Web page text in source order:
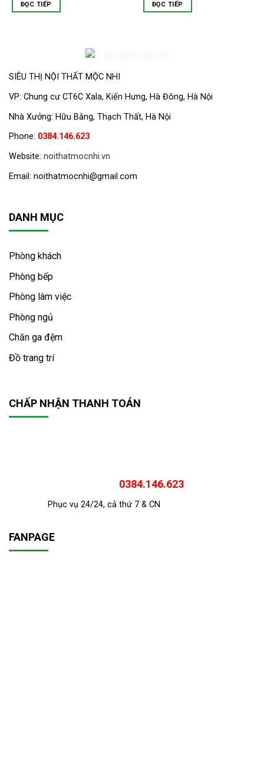
ĐỌC TIẾP ĐỌC TIẾP
SIÊU THỊ NỘI THẤT MỘC NHI
VP: Chung cư CT6C Xala, Kiến Hưng, Hà Đông, Hà Nội
Nhà Xưởng: Hữu Bằng, Thạch Thất, Hà Nội
Phone: 0384.146.623
Website: noithatmocnhi.vn
Email: noithatmocnhi@gmail.com
DANH MỤC
Phòng khách
Phòng bếp
Phòng làm việc
Phòng ngủ
Chăn ga đệm
Đồ trang trí
CHẤP NHẬN THANH TOÁN
0384.146.623
Phục vụ 24/24, cả thứ 7 & CN
FANPAGE